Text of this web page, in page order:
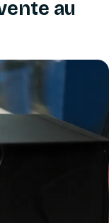
au